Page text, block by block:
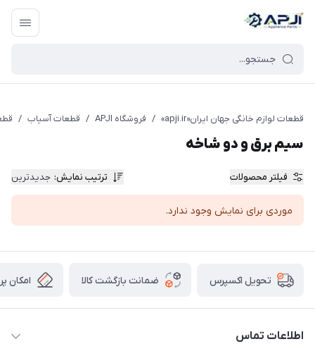
قطعات یدکی و جانبی لوازم خانگی جهان ایران
قطعات لوازم خانگی جهان ایران«apji.ir» / فروشگاه APJI / قطعات آسیاب /
سیم برق و دو شاخه
فیلتر محصولات ترتیب نمایش: جدیدترین
موردی برای نمایش وجود ندارد.
تحویل اکسپرس ضمانت بازگشت کالا امکان
اطلاعات تماس